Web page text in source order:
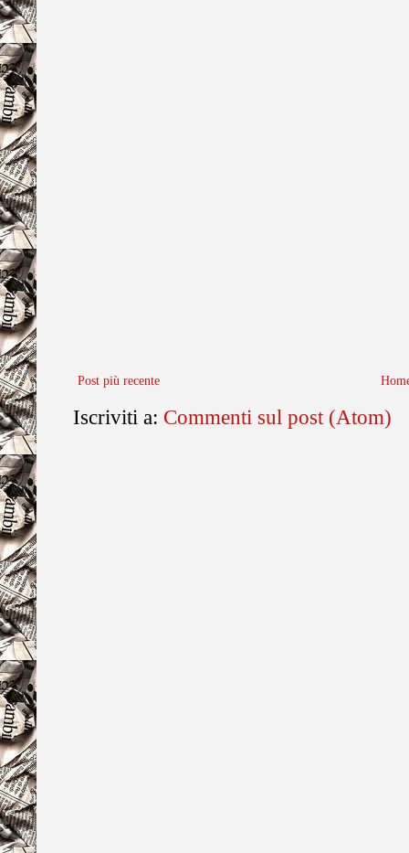
Post più recente
Iscriviti a: Commenti sul post (Atom)